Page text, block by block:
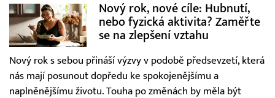
Nový rok, nové cíle: Hubnutí,
nebo fyzická aktivita? Zaměřte
se na zlepšení vztahu
Nový rok s sebou přináší výzvy v podobě předsevzetí, která
nás mají posunout dopředu ke spokojenějšímu a
naplněnějšímu životu. Touha po změnách by měla být